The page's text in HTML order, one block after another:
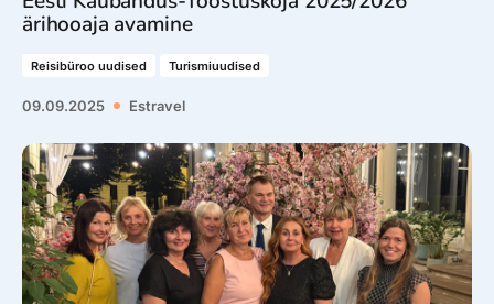
ärihooaja avamine
Reisibüroo uudised Turismiuudised
09.09.2025 Estravel